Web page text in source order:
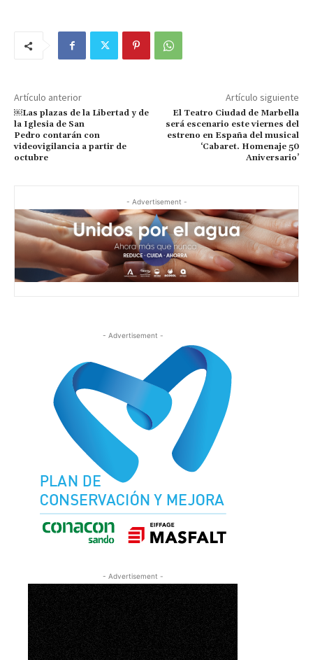
Artículo anterior
￼Las plazas de la Libertad y de
la Iglesia de San
Pedro contarán con
videovigilancia a partir de
octubre
Artículo siguiente
El Teatro Ciudad de Marbella
será escenario este viernes del
estreno en España del musical
‘Cabaret. Homenaje 50
Aniversario’
- Advertisement -
- Advertisement -
- Advertisement -